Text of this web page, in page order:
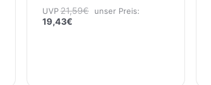
UVP21,59€ unser Preis:
19,43€